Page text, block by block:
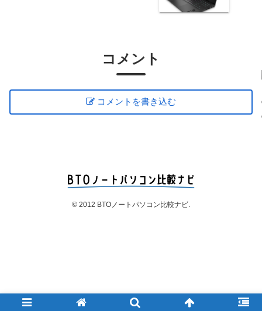
コメント
コメントを書き込む
© 2012 BTOノートパソコン比較ナビ.